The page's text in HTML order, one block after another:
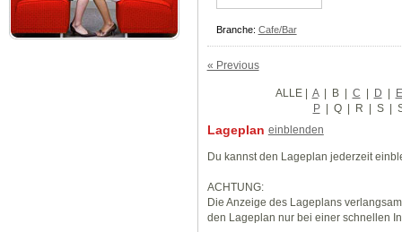
Branche: Cafe/Bar
« Previous
ALLE| A | B | C | D | E
P | Q | R | S |
Lageplan einblenden
Du kannst den Lageplan jederzeit
ACHTUNG:
Die Anzeige des Lageplans
den Lageplan nur bei einer schnellen